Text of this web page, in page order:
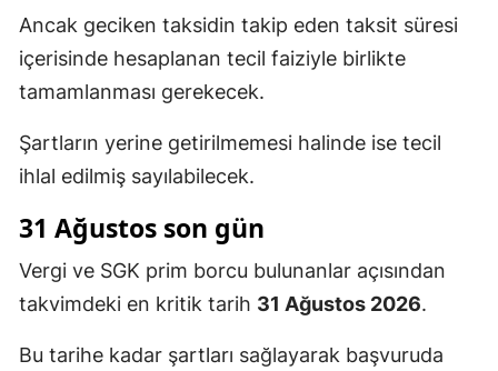
Ancak geciken taksidin takip eden taksit süresi
içerisinde hesaplanan tecil faiziyle birlikte
tamamlanması gerekecek.
Şartların yerine getirilmemesi halinde ise tecil
ihlal edilmiş sayılabilecek.
31 Ağustos son gün
Vergi ve SGK prim borcu bulunanlar açısından
takvimdeki en kritik tarih 31 Ağustos 2026.
Bu tarihe kadar şartları sağlayarak başvuruda